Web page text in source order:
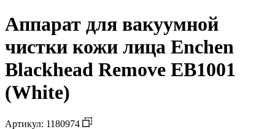
Аппарат для вакуумной
чистки кожи лица Enchen
Blackhead Remove EB1001
(White)
Артикул: 1180974